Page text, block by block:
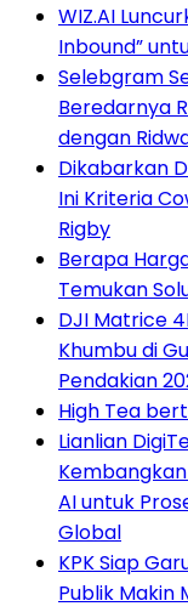
WIZ.AI
Inbound”
Selebgram
Beredarnya
dengan
Dikabarkan
Ini Kriteria
Rigby
Berapa
Temukan
DJI Matrice
Khumbu di
Pendakian
High Tea
Lianlian
AI untuk
Global
KPK Siap
Publik Makin